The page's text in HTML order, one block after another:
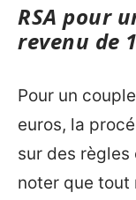
RSA pour
revenu de
Pour un
euros, la
sur des
noter que tout